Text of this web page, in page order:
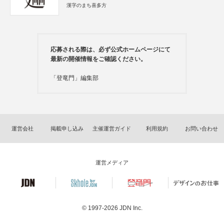
漢字のまち喜多方
応募される際は、必ず公式ホームページにて
最新の開催情報をご確認ください。
「登竜門」編集部
運営会社 掲載申し込み 主催運営ガイド 利用規約 お問い合わせ
運営メディア
© 1997-2026 JDN Inc.